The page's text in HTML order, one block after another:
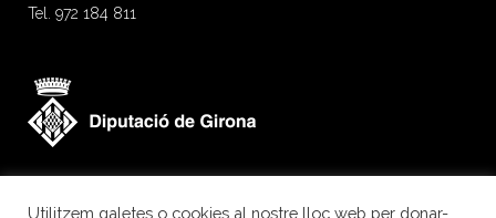
Tel. 972 184 811
Utilitzem galetes o cookies al nostre lloc web per donar-